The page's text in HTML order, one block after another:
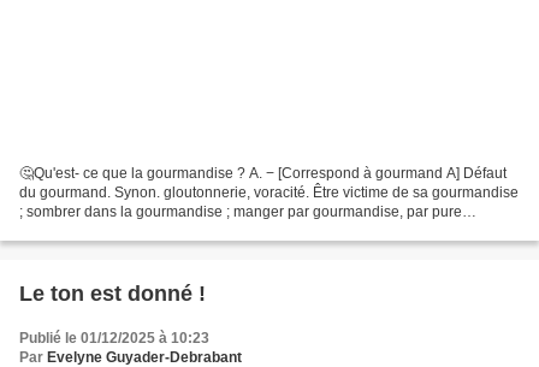
🤔Qu'est- ce que la gourmandise ? A. − [Correspond à gourmand A] Défaut
du gourmand. Synon. gloutonnerie, voracité. Être victime de sa gourmandise
; sombrer dans la gourmandise ; manger par gourmandise, par pure
Le ton est donné !
Publié le 01/12/2025 à 10:23
Par Evelyne Guyader-Debrabant